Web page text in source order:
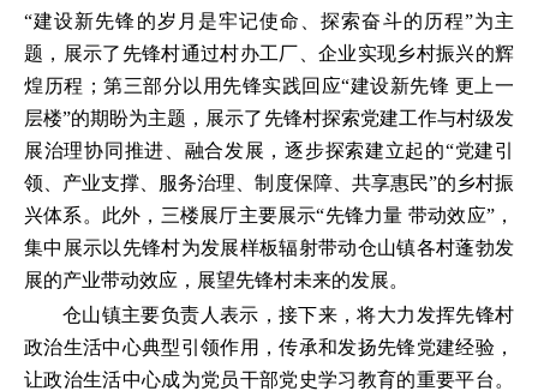
“建设新先锋的岁月是牢记使命、探索奋斗的历程”为主
题，展示了先锋村通过村办工厂、企业实现乡村振兴的辉
煌历程；第三部分以用先锋实践回应“建设新先锋 更上一
层楼”的期盼为主题，展示了先锋村探索党建工作与村级发
展治理协同推进、融合发展，逐步探索建立起的“党建引
领、产业支撑、服务治理、制度保障、共享惠民”的乡村振
兴体系。此外，三楼展厅主要展示“先锋力量 带动效应”，
集中展示以先锋村为发展样板辐射带动仓山镇各村蓬勃发
展的产业带动效应，展望先锋村未来的发展。
仓山镇主要负责人表示，接下来，将大力发挥先锋村
政治生活中心典型引领作用，传承和发扬先锋党建经验，
让政治生活中心成为党员干部党史学习教育的重要平台。